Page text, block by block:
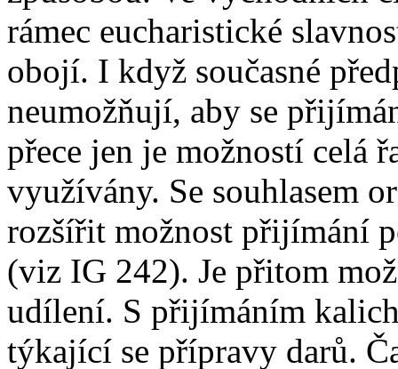
rámec eucharistické
obojí. I když současné
neumožňují, aby se
přece jen je možností celá
využívány. Se souhlasem
rozšířit možnost přijímání
(viz IG 242). Je přitom
udílení. S přijímáním
týkající se přípravy darů.